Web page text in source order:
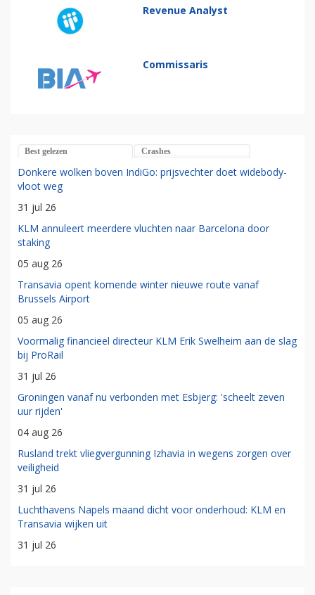
Revenue Analyst
Commissaris
Best gelezen Crashes
Donkere wolken boven IndiGo: prijsvechter doet widebody-
vloot weg
31 jul 26
KLM annuleert meerdere vluchten naar Barcelona door
staking
05 aug 26
Transavia opent komende winter nieuwe route vanaf
Brussels Airport
05 aug 26
Voormalig financieel directeur KLM Erik Swelheim aan de slag
bij ProRail
31 jul 26
Groningen vanaf nu verbonden met Esbjerg: 'scheelt zeven
uur rijden'
04 aug 26
Rusland trekt vliegvergunning Izhavia in wegens zorgen over
veiligheid
31 jul 26
Luchthavens Napels maand dicht voor onderhoud: KLM en
Transavia wijken uit
31 jul 26